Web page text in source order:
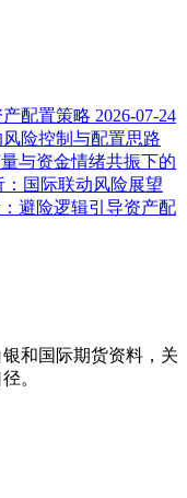
配置策略 2026-07-24
险控制与配置思路
与资金情绪共振下的
：国际联动风险展望
避险逻辑引导资产配
和国际期货资料，关
。